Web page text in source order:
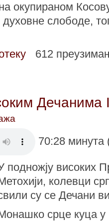
окупираном
слободе,
612
Дечанима
70:28
подножју високих
колевци
су се Дечани
срце куца